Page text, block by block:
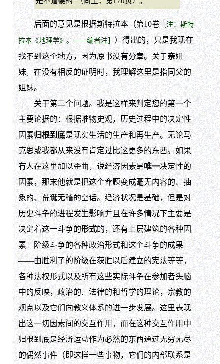
后面的意见是根据斯特拉本（第10卷［注：斯特
拉本《地理学》。——编者注］ ）得出的，只是我现在
找不到这个地方，因为原书没有分章。关于亲姐
妹，在没有相反的证明时，我理解这里是指同父的
姐妹。
关于第二个问题。我是这样来判定您的第一个
主要论据的：根据唯物史观，历史过程中的决定性
因素归根到底是现实生活的生产和再生产。无论马
克思或我都从来没有肯定过比这更多的东西。如果
有人在这里加以歪曲，说经济因素是 唯一决定性的
因素，那末他就是把这个命题变成毫无内容的、抽
象的、荒诞无稽的空话。经济状况是基础，但是对
历史斗争的进程发生影响并且在许多情况下主要是
决定着这一斗争的形式的，还有上层建筑的各种因
素：阶级斗争的各种政治形式和这个斗争的成果
——由胜利了的阶级在获胜以后建立的宪法等等，
各种法权形式以及所有这些实际斗争在参加者头脑
中的反映，政治的、法律的和哲学的理论，宗教的
观点以及它们向教义体系的进一步发展。这里表现
出这一切因素间的交互作用，而在这种交互作用中
归根到底是经济运动作为必然的东西通过无穷无尽
的偶然事件（即这样一些事物，它们的内部联系是